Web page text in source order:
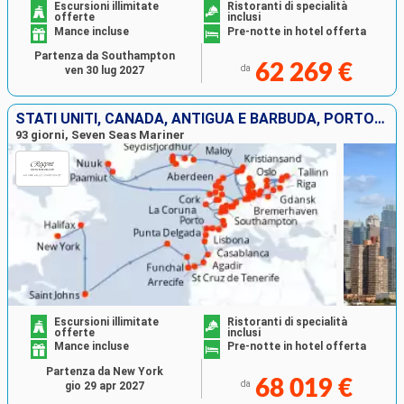
Escursioni illimitate
offerte
Ristoranti di specialità
inclusi
Mance incluse
Pre-notte in hotel offerta
da 62 269 €
Partenza da Southampton
ven 30 lug 2027
STATI UNITI, CANADA, ANTIGUA E BARBUDA, PORTOGALLO, TENERIFE, LANZAROTE, MAROCCO, SPAGNA, FRANCIA, BELGIO, PAESI BASSI, NORVEGIA, SVEZIA, GERMANIA, DANIMARCA, POLONIA, LETTONIA, ESTONIA, FINLANDIA, IS
93 giorni, Seven Seas Mariner
Escursioni illimitate
offerte
Ristoranti di specialità
inclusi
Mance incluse
Pre-notte in hotel offerta
da 68 019 €
Partenza da New York
gio 29 apr 2027